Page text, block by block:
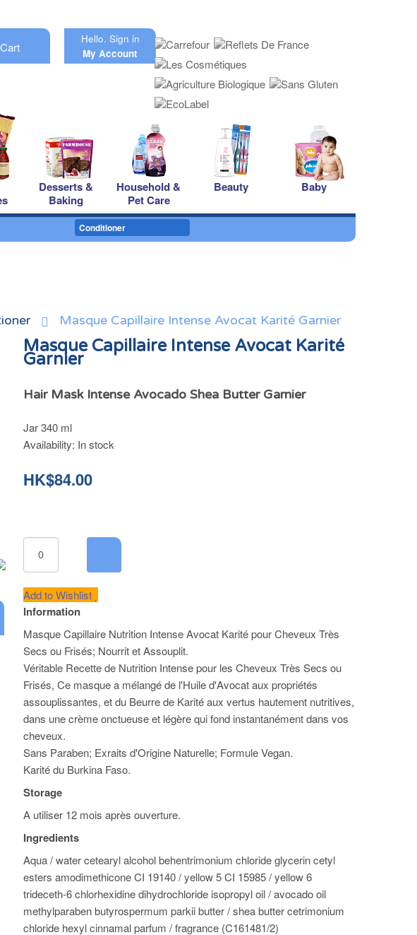
Hello. Sign in
My Account
Desserts &
Baking
Household &
Pet Care
Beauty Baby
Conditioner
Masque Capillaire Intense Avocat Karité Garnier
Masque Capillaire Intense Avocat Karité
Garnier
Hair Mask Intense Avocado Shea Butter Garnier
Jar 340 ml
Availability: In stock
HK$84.00
Add to Wishlist
Information
Masque Capillaire Nutrition Intense Avocat Karité pour Cheveux Très
Secs ou Frisés; Nourrit et Assouplit.
Véritable Recette de Nutrition Intense pour les Cheveux Très Secs ou
Frisés, Ce masque a mélangé de l'Huile d'Avocat aux propriétés
assouplissantes, et du Beurre de Karité aux vertus hautement nutritives,
dans une crème onctueuse et légère qui fond instantanément dans vos
cheveux.
Sans Paraben; Exraits d'Origine Naturelle; Formule Vegan.
Karité du Burkina Faso.
Storage
A utiliser 12 mois après ouverture.
Ingredients
Aqua / water cetearyl alcohol behentrimonium chloride glycerin cetyl
esters amodimethicone CI 19140 / yellow 5 CI 15985 / yellow 6
trideceth-6 chlorhexidine dihydrochloride isopropyl oil / avocado oil
methylparaben butyrospermum parkii butter / shea butter cetrimonium
chloride hexyl cinnamal parfum / fragrance (C161481/2)